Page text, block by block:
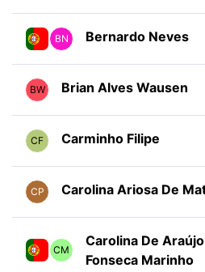
BN Bernardo Neves
BW Brian Alves Wausen
CF Carminho Filipe
CP Carolina Ariosa De
CM
Carolina De
Fonseca Marinho